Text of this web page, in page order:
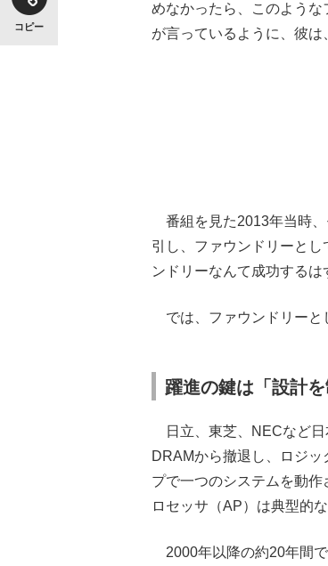
コピー
めなかったら、このよう
が言っているように、彼は
番組を見た2013年当時、
引し、ファウンドリーと
ンドリーなんて成功する
では、ファウンドリーと
躍進の鍵は「設計
日立、東芝、NECなど日
DRAMから撤退し、ロジ
プで一つのシステムを動
ロセッサ（AP）は典型的
2000年以降の約20年間